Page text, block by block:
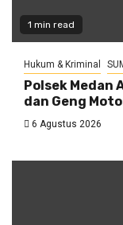
1 min read
Hukum & Kriminal
Polsek Medan
dan Geng
6 Agustus 2026